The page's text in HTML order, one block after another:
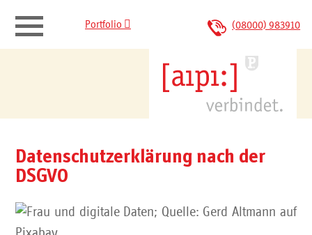
(08000) 983910
Portfolio 
Portfolio
IT-Sicherheit
Datenschutzerklärung nach der
DSGVO